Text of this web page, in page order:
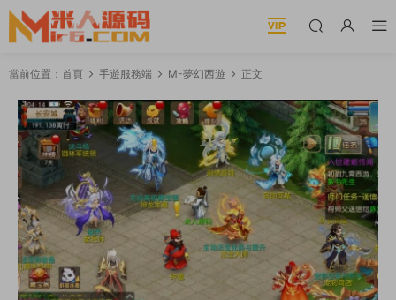
當前位置： 首頁 手遊服務端 M-夢幻西遊 正文